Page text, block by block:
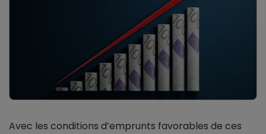
Avec les conditions d’emprunts favorables de ces